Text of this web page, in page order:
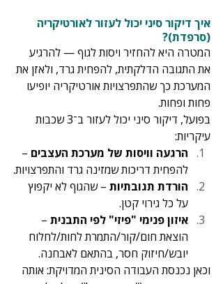
איך דיקור סיני יכול לעזור לאורטיקריה
(סרפדת)?
המטרה היא להחזיר ויסות לגוף — להרגיע
את התגובה הדלקתית, להפחית גרד, ולאזן את
המערכת כך שהתפרצויות אורטיקריה יופיעו
פחות ופחות.
בפועל, דיקור סיני יכול לעזור ב־3 שכבות
עיקריות:
הרגעה וויסות של מערכת העצבים –
להפחית דריכות שמזינה גרד והתפרצויות.
הורדת תגובתיות – שהגוף לא יקפוץ
על כל גירוי קטן.
איזון פנימי "פיזי" לפי התבנית –
הוצאת חום/קור/התמרת לחות/לחלוח
יובש/חיזוק חסר, בהתאם לאבחנה.
וכאן נכנסת העבודה הסינית המדויקת: אותה